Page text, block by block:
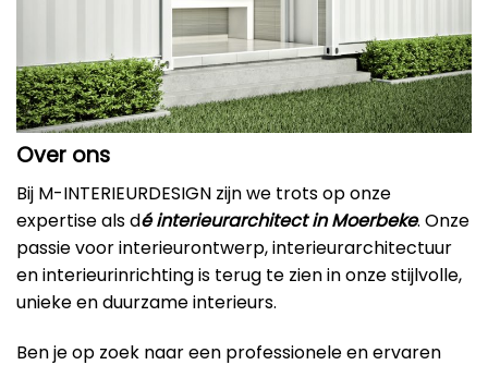
Over ons
Bij M-INTERIEURDESIGN zijn we trots op onze
expertise als dé interieurarchitect in Moerbeke. Onze
passie voor interieurontwerp, interieurarchitectuur
en interieurinrichting is terug te zien in onze stijlvolle,
unieke en duurzame interieurs.
Ben je op zoek naar een professionele en ervaren